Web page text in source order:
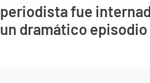
periodista fue
un dramático episodio